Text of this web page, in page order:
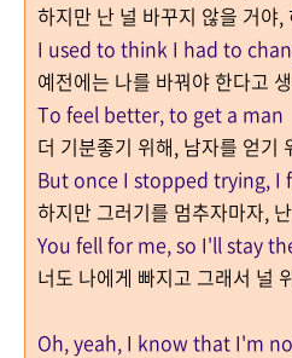
하지만 난 널 바꾸지 않을 거야,
I used to think I had to
예전에는 나를 바꿔야 한다고
To feel better, to get a man
더 기분좋기 위해, 남자를 얻기
But once I stopped trying, I
하지만 그러기를 멈추자마자,
You fell for me, so I'll stay
너도 나에게 빠지고 그래서 널
Oh, yeah, I know that I'm